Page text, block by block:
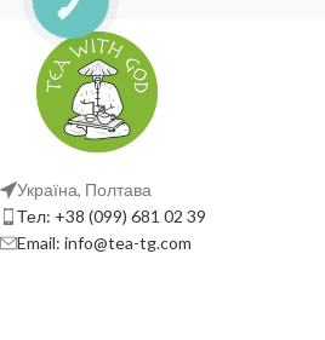
Україна, Полтава
Тел: +38 (099) 681 02 39
Email: info@tea-tg.com